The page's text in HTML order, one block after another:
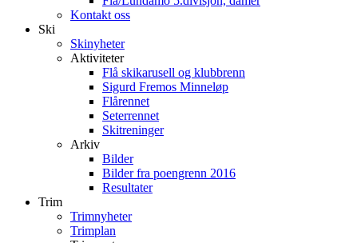
Kontakt oss
Ski
Skinyheter
Aktiviteter
Flå skikarusell og klubbrenn
Sigurd Fremos Minneløp
Flårennet
Seterrennet
Skitreninger
Arkiv
Bilder
Bilder fra poengrenn 2016
Resultater
Trim
Trimnyheter
Trimplan